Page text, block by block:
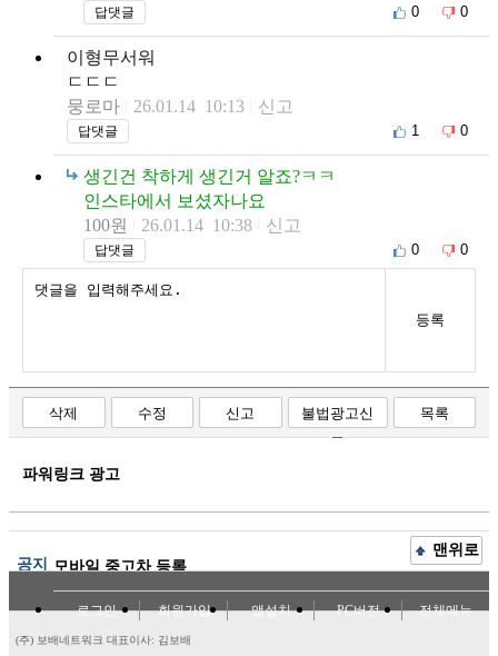
답댓글 0 0
이형무서워
ㄷㄷㄷ
뭉로마
26.01.14 10:13 신고
답댓글 1 0
생긴건 착하게 생긴거 알죠?ㅋㅋ
인스타에서 보셨자나요
100원
26.01.14 10:38 신고
답댓글 0 0
등록
삭제 수정 신고
불법광고신
고
목록
파워링크 광고
공지 모바일 중고차 등록
맨위로
로그인 회원가입 앱설치 PC버전 전체메뉴
(주) 보배네트워크 대표이사: 김보배